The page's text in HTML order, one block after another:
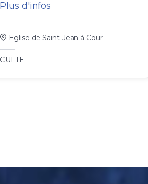
Plus d'infos
Eglise de Saint-Jean à Cour
CULTE